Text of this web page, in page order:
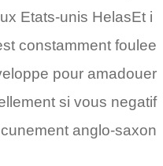
Etats-unis HelasEt i
constamment foulee
pour amadouer
si vous negatif
anglo-saxon